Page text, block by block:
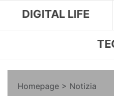
DIGITAL LIFE
Homepage > Notizia